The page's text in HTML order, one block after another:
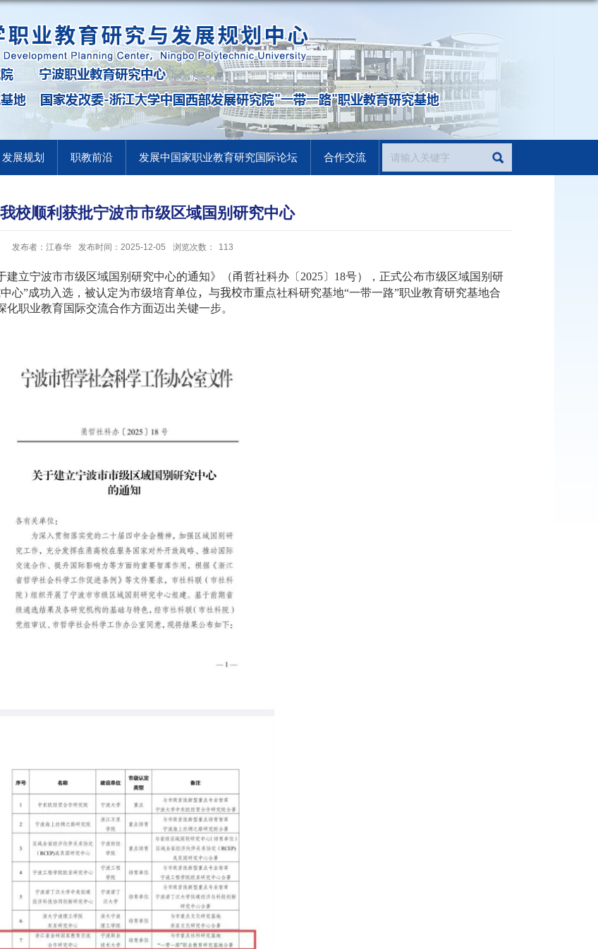
发展规划 职教前沿 发展中国家职业教育研究国际论坛 合作交流
校顺利获批宁波市市级区域国别研究中心
发布者：江春华 发布时间：2025-12-05 浏览次数： 113
建立宁波市市级区域国别研究中心的通知》（甬哲社科办〔 2025〕 18号），正式公布市级区域国别研
心”成功入选，被认定为市级培育单位， 与我校市重点社科研究基地“一带一路”职业教育研究基地合
化职业教育国际交流合作方面迈出关键一步。